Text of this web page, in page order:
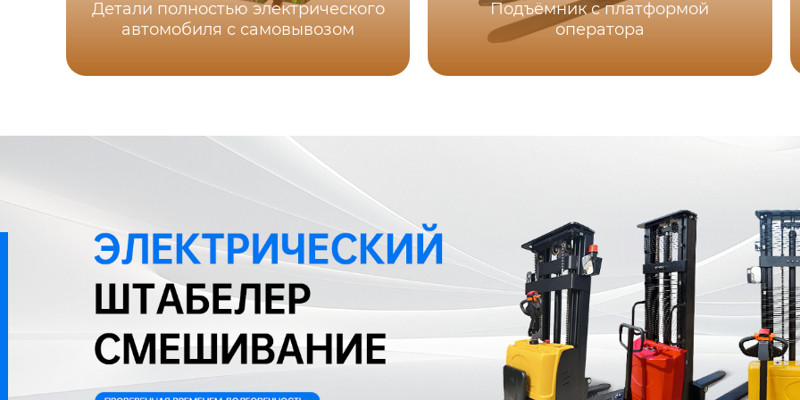
Детали полностью электрического
автомобиля с самовывозом
Подъёмник с платформой
оператора